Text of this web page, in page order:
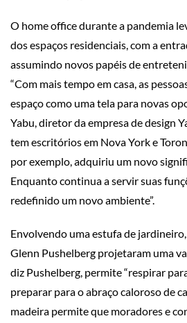
O home office durante a pandemia
dos espaços residenciais, com a
assumindo novos papéis de
“Com mais tempo em casa, as
espaço como uma tela para novas
Yabu, diretor da empresa de design
tem escritórios em Nova York e
por exemplo, adquiriu um novo
Enquanto continua a servir suas
redefinido um novo ambiente”.
Envolvendo uma estufa de
Glenn Pushelberg projetaram uma
diz Pushelberg, permite “respirar
preparar para o abraço caloroso de
madeira permite que moradores e